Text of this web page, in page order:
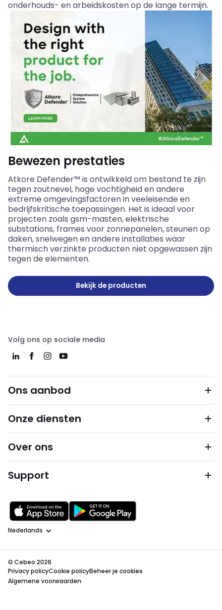
onderhouds- en arbeidskosten op de lange termijn.
Bewezen prestaties
Atkore Defender™ is ontwikkeld om bestand te zijn
tegen zoutnevel, hoge vochtigheid en andere
extreme omgevingsfactoren in veeleisende en
bedrijfskritische toepassingen. Het is ideaal voor
projecten zoals gsm-masten, elektrische
substations, frames voor zonnepanelen, steunen op
daken, snelwegen en andere installaties waar
thermisch verzinkte producten niet opgewassen zijn
tegen de elementen.
Bekijk de producten
Volg ons op sociale media
Ons aanbod
Onze diensten
Over ons
Support
Taal
© Cebeo 2026
Privacy policyCookie policyBeheer je cookies
Algemene voorwaarden